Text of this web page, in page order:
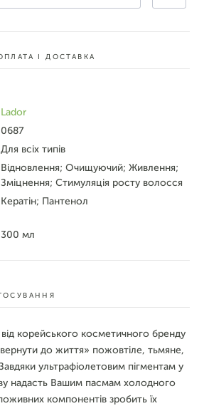
І ДОСТАВКА
Lador
0687
Для всіх типів
Відновлення; Очищуючий; Живлення;
Зміцнення; Стимуляція росту волосся
Кератін; Пантенол
300 мл
корейського косметичного бренду
до життя» пожовтіле, тьмяне,
ультрафіолетовим пігментам у
надасть Вашим пасмам холодного
компонентів зробить їх